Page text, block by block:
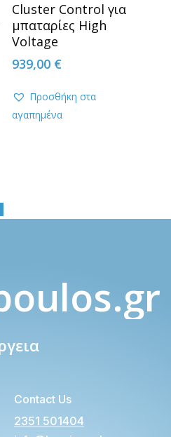
Cluster Control για
μπαταρίες High
Voltage
939,00 €
Προσθήκη στα
αγαπημένα
Contact Us
2351 501404